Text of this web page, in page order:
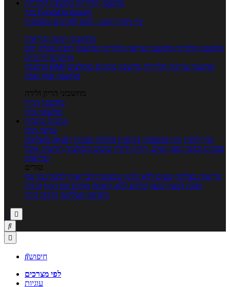
מחשבון קלוריות מחשבון קלוריות
מנוי FoodsDictionary
5 ימי ניסיון חינם - לחצו לפרטים נוספים
מחשבוני תזונה ובריאות
מחשבון קלוריות מחשבון שריפת קלוריות מחשבון דופק מטרה יחס
מותניים לירכיים
מחשבון BMI
מחשבון צריכת קלוריות מחשבון מינונים מומלצים
מחשבון אחוז שומן
מחשבוני הריון ולידה
מחשבון הריון
מחשבון ביוץ
כתבות כתבות
ערוצי תוכן
איך להכין בית ומשפחה בריאות מחלות ובעיות רפואה משלימה
ספורט וכושר גופני נשים, הריון ולידה טיפים והמלצות חדשות אוכל
ובריאות
טורים
בריאות בצלחת טעים ללא גלוטן טבעונות לבריאות לבשל כמו שף
תזונה לבטן רגועה מרזים ללא דיאטה מזיזים את הגוף הרזיה
ורפואה משלימה גורמה ביתי



חיפוש
לפי מצרכים
עוגיות